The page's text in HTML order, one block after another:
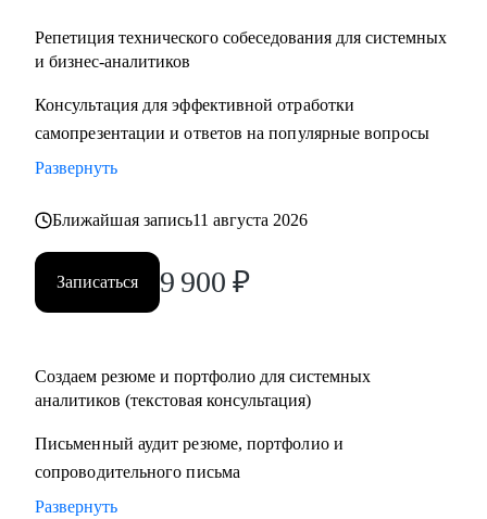
Репетиция технического собеседования для системных
и бизнес-аналитиков
Консультация для эффективной отработки
самопрезентации и ответов на популярные вопросы
Развернуть
Ближайшая запись11 августа 2026
Записаться 9 900 ₽
Создаем резюме и портфолио для системных
аналитиков (текстовая консультация)
Письменный аудит резюме, портфолио и
сопроводительного письма
Развернуть